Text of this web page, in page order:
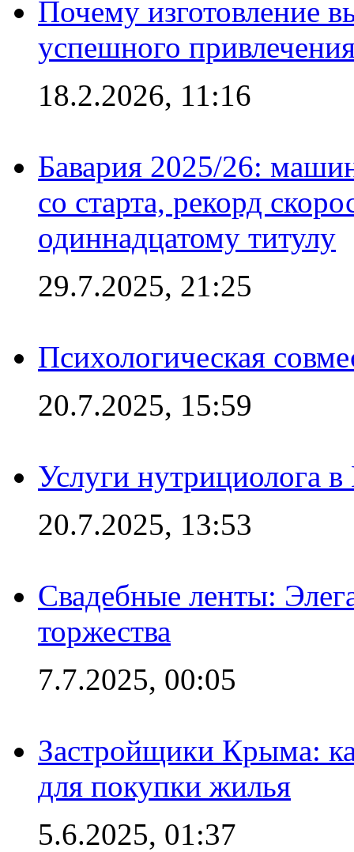
Почему изготовление
успешного
18.2.2026, 11:16
Бавария 2025/26:
со старта, рекорд
одиннадцатому титулу
29.7.2025, 21:25
Психологическая
20.7.2025, 15:59
Услуги нутрициолога
20.7.2025, 13:53
Свадебные ленты:
торжества
7.7.2025, 00:05
Застройщики Крыма:
для покупки жилья
5.6.2025, 01:37